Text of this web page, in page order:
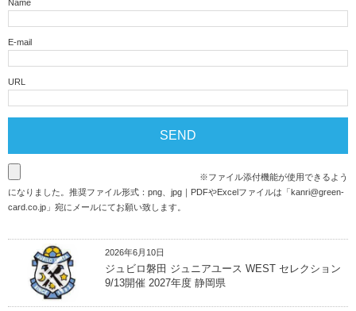
Name
E-mail
URL
※ファイル添付機能が使用できるよう
になりました。推奨ファイル形式：png、jpg｜PDFやExcelファイルは「 kanri@green-
card.co.jp 」宛にメールにてお願い致します。
2026年6月10日
ジュビロ磐田 ジュニアユース WEST セレクション
9/13開催 2027年度 静岡県